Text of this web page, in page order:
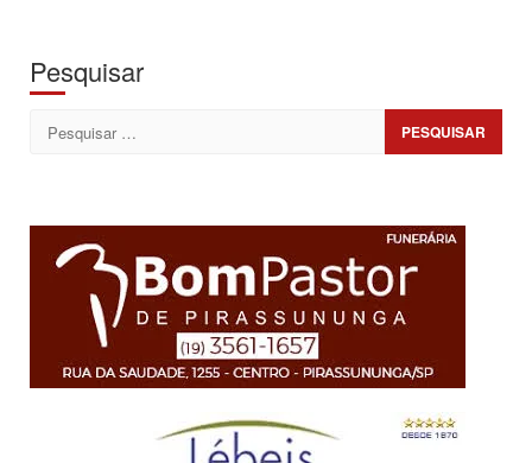
Pesquisar
Pesquisar